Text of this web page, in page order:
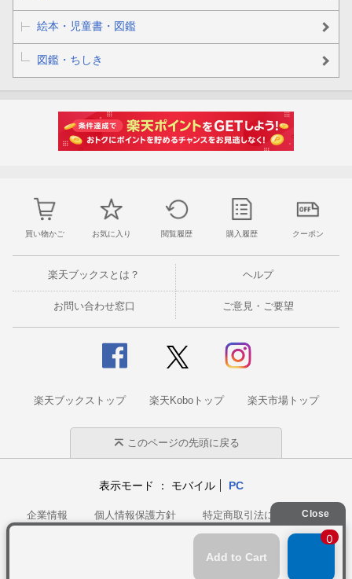
絵本・児童書・図鑑
図鑑・ちしき
買い物かご お気に入り 閲覧履歴 購入履歴 クーポン
楽天ブックスとは？ ヘルプ
お問い合わせ窓口 ご意見・ご要望
楽天ブックストップ 楽天Koboトップ 楽天市場トップ
このページの先頭に戻る
表示モード モバイル PC
企業情報 個人情報保護方針
特定商取引法に基づく表記
サステナビリティ